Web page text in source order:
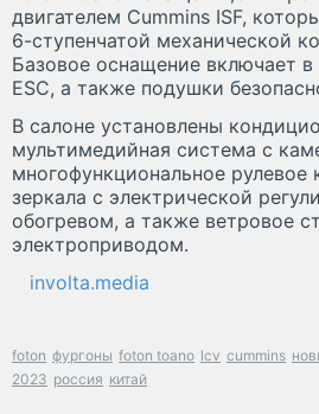
двигателем Cummins ISF,
6-ступенчатой механической
Базовое оснащение включает
ESC, а также подушки
В салоне установлены
мультимедийная система с
многофункциональное рулевое
зеркала с электрической
обогревом, а также ветровое
электроприводом.
involta.media
foton фургоны foton toano lcv cummins
2023 россия китай